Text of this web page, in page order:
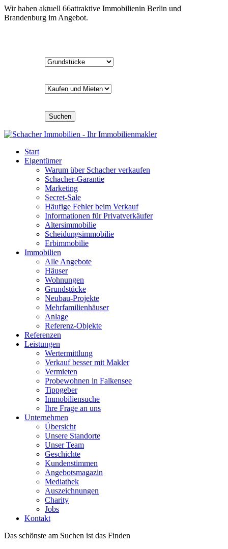
Wir haben aktuell 66attraktive Immobilienin Berlin und
Brandenburg im Angebot.
Suchen
Start
Eigentümer
Warum über Schacher verkaufen
Schacher-Garantie
Marketing
Secret-Sale
Häufige Fehler beim Verkauf
Informationen für Privatverkäufer
Altersimmobilie
Scheidungsimmobilie
Erbimmobilie
Immobilien
Alle Angebote
Häuser
Wohnungen
Grundstücke
Neubau-Projekte
Mehrfamilienhäuser
Anlage
Referenz-Objekte
Referenzen
Leistungen
Wertermittlung
Verkauf besser mit Makler
Vermieten
Probewohnen in Falkensee
Tippgeber
Immobiliensuche
Ihre Frage an uns
Unternehmen
Übersicht
Unsere Standorte
Unser Team
Geschichte
Kundenstimmen
Angebotsmagazin
Mediathek
Auszeichnungen
Charity
Jobs
Kontakt
Das schönste am Suchen ist das Finden